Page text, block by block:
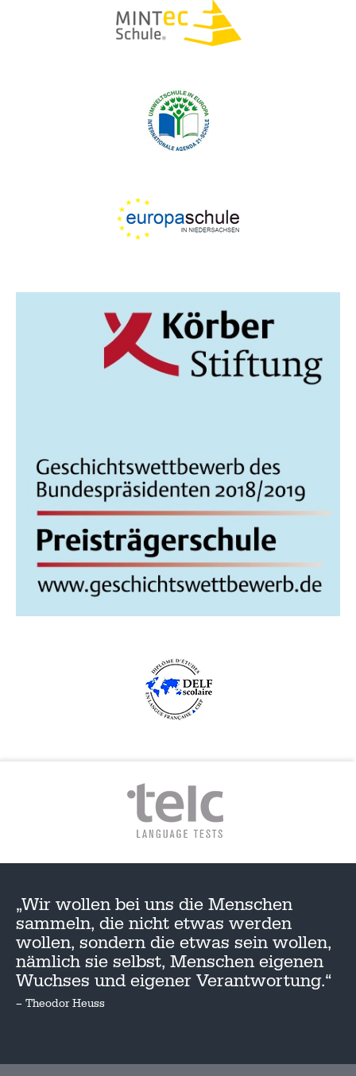
„Wir wollen bei uns die Menschen
sammeln, die nicht etwas werden
wollen, sondern die etwas sein wollen,
nämlich sie selbst, Menschen eigenen
Wuchses und eigener Verantwortung.“
– Theodor Heuss